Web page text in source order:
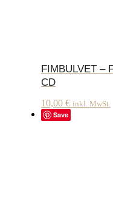
FIMBULVET –
CD
10,00 € inkl. MwSt.
Save